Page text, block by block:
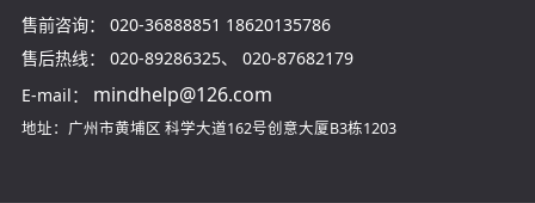
售前咨询： 020-36888851 18620135786
售后热线：
020-89286325、 020-87682179
E-mail：
mindhelp@126.com
地址：广州市黄埔区 科学大道162号创意大厦B3栋1203